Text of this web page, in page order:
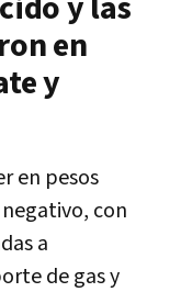
en
y
en pesos
con
a
de gas y